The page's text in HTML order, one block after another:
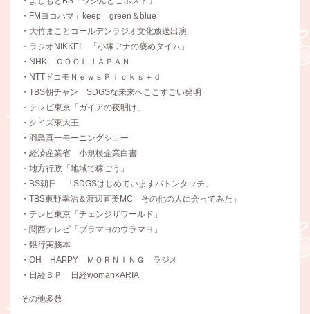
・FMヨコハマ」keep green＆blue
・大竹まことゴールデンラジオ文化放送出演
・ラジオNIKKEI 「小塚アナの褒めタイム」
・NHK ＣＯＯＬＪＡＰＡＮ
・NTTドコモＮｅｗｓＰｉｃｋｓ＋ｄ
・TBS朝チャン SDGSな未来へここすごい発明
・テレビ東京「ガイアの夜明け」
・クイズ東大王
・羽鳥真一モーニングショー
・経済産業省 小規模企業白書
・地方行政「地域で稼ごう」
・BS朝日 「SDGSはじめていますバトンタッチ」
・TBS東野幸治＆渡辺直美MC「その他の人に会ってみた」
・テレビ東京「チェンジザワールド」
・関西テレビ「ブラマヨのウラマヨ」
・銀行実務本
・OH HAPPY ＭＯＲＮＩＮＧ ラジオ
・日経ＢＰ 日経woman×ARIA
その他多数